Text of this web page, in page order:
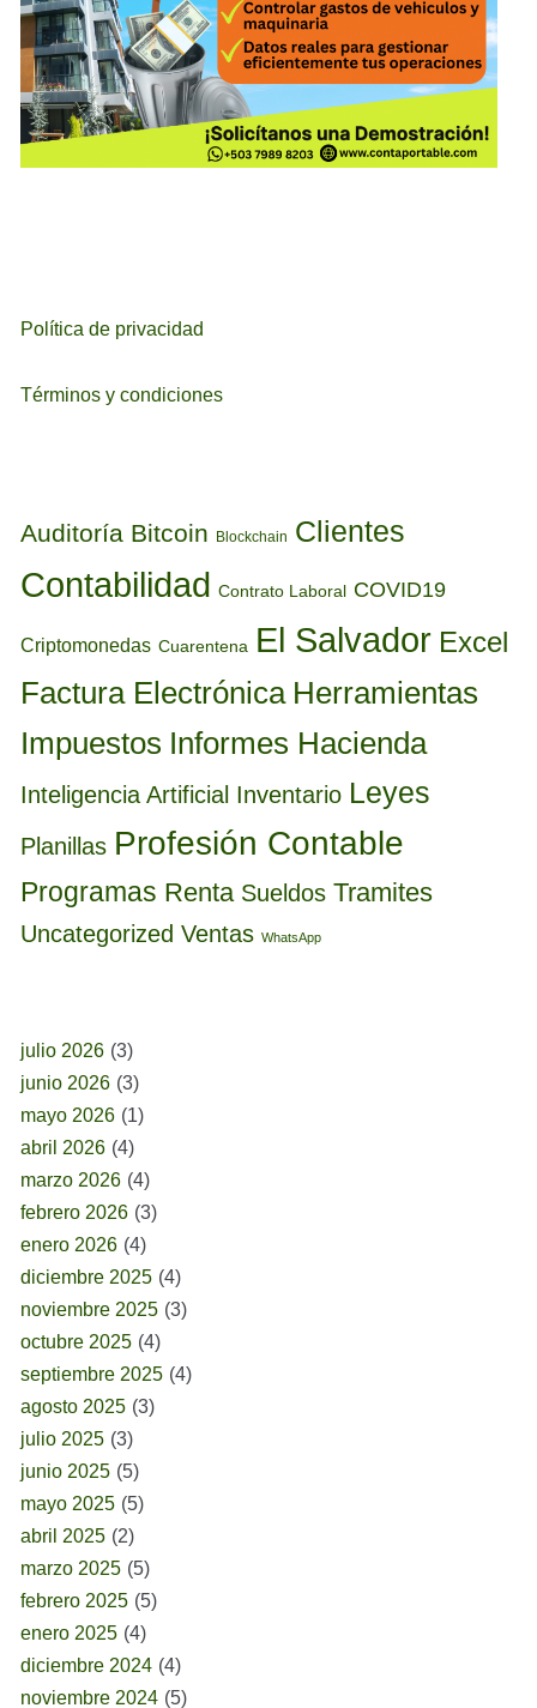
Política de privacidad
Términos y condiciones
Auditoría Bitcoin Blockchain Clientes
Contabilidad Contrato Laboral COVID19
Criptomonedas Cuarentena El Salvador Excel
Factura Electrónica Herramientas
Impuestos Informes Hacienda
Inteligencia Artificial Inventario Leyes
Planillas Profesión Contable
Programas Renta Sueldos Tramites
Uncategorized Ventas WhatsApp
julio 2026 (3)
junio 2026 (3)
mayo 2026 (1)
abril 2026 (4)
marzo 2026 (4)
febrero 2026 (3)
enero 2026 (4)
diciembre 2025 (4)
noviembre 2025 (3)
octubre 2025 (4)
septiembre 2025 (4)
agosto 2025 (3)
julio 2025 (3)
junio 2025 (5)
mayo 2025 (5)
abril 2025 (2)
marzo 2025 (5)
febrero 2025 (5)
enero 2025 (4)
diciembre 2024 (4)
noviembre 2024 (5)